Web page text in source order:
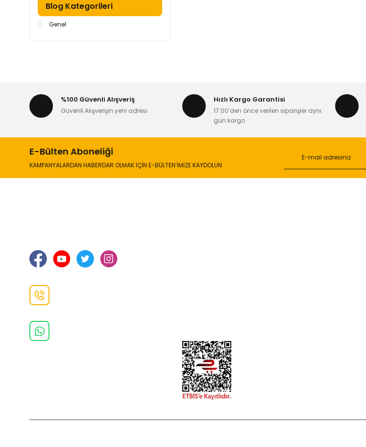
Blog Kategorileri
Genel
%100 Güvenli Alışveriş
Güvenli Alışverişin yeni adresi
Hızlı Kargo Garantisi
17:00’den önce verilen siparişler aynı
gün kargo
E-Bülten Aboneliği
KAMPANYALARDAN HABERDAR OLMAK İÇİN E-BÜLTEN’İMİZE KAYDOLUN